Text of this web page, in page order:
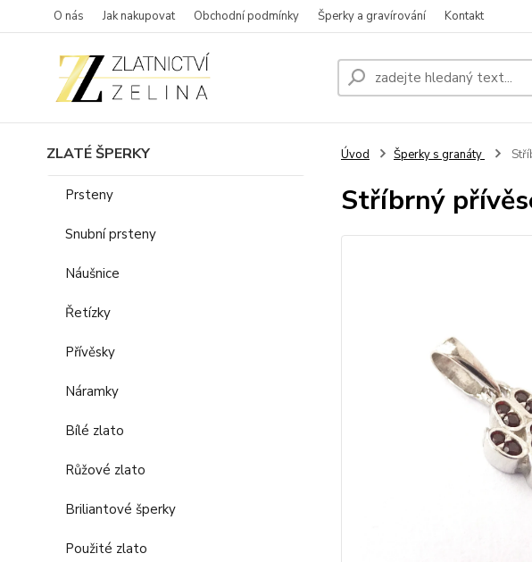
O nás Jak nakupovat Obchodní podmínky Šperky a gravírování Kontakt
ZLATÉ ŠPERKY
Prsteny
Snubní prsteny
Náušnice
Řetízky
Přívěsky
Náramky
Bílé zlato
Růžové zlato
Briliantové šperky
Použité zlato
Úvod Šperky s granáty
Stříbrný